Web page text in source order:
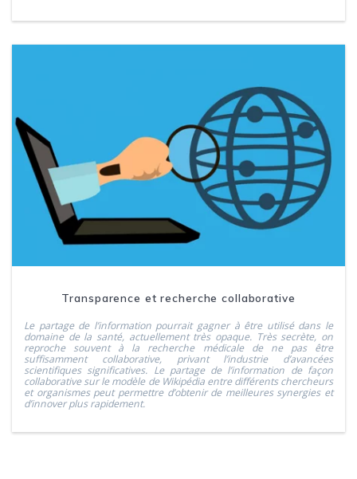
Transparence et recherche collaborative
Le partage de l’information pourrait gagner à être utilisé dans le
domaine de la santé, actuellement très opaque. Très secrète, on
reproche souvent à la recherche médicale de ne pas être
suffisamment collaborative, privant l’industrie d’avancées
scientifiques significatives. Le partage de l’information de façon
collaborative sur le modèle de Wikipédia entre différents chercheurs
et organismes peut permettre d’obtenir de meilleures synergies et
d’innover plus rapidement.